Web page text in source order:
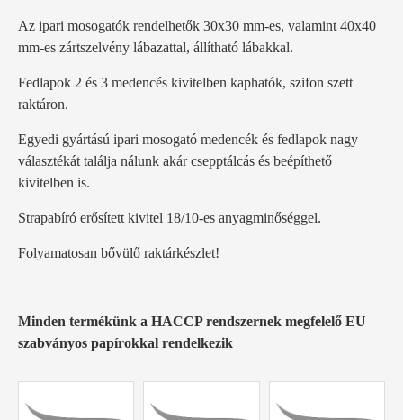
Az ipari mosogatók rendelhetők 30x30 mm-es, valamint 40x40
mm-es zártszelvény lábazattal, állítható lábakkal.
Fedlapok 2 és 3 medencés kivitelben kaphatók, szifon szett
raktáron.
Egyedi gyártású ipari mosogató medencék és fedlapok nagy
választékát találja nálunk akár csepptálcás és beépíthető
kivitelben is.
Strapabíró erősített kivitel 18/10-es anyagminőséggel.
Folyamatosan bővülő raktárkészlet!
Minden termékünk a HACCP rendszernek megfelelő EU
szabványos papírokkal rendelkezik